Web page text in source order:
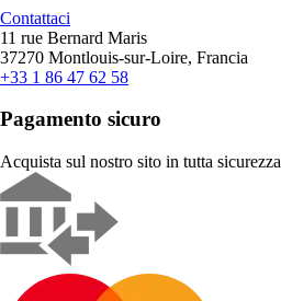
Contattaci
11 rue Bernard Maris
37270 Montlouis-sur-Loire, Francia
+33 1 86 47 62 58
Pagamento sicuro
Acquista sul nostro sito in tutta sicurezza